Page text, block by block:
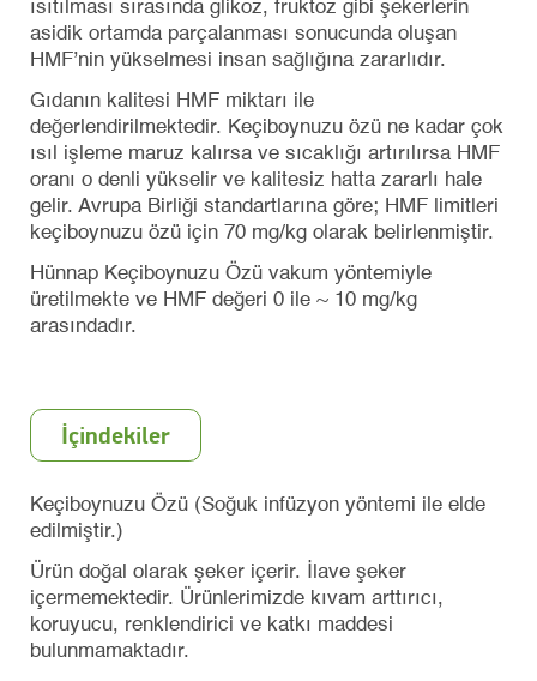
ısıtılması sırasında glikoz, fruktoz gibi şekerlerin
asidik ortamda parçalanması sonucunda oluşan
HMF’nin yükselmesi insan sağlığına zararlıdır.
Gıdanın kalitesi HMF miktarı ile
değerlendirilmektedir. Keçiboynuzu özü ne kadar çok
ısıl işleme maruz kalırsa ve sıcaklığı artırılırsa HMF
oranı o denli yükselir ve kalitesiz hatta zararlı hale
gelir. Avrupa Birliği standartlarına göre; HMF limitleri
keçiboynuzu özü için 70 mg/kg olarak belirlenmiştir.
Hünnap Keçiboynuzu Özü vakum yöntemiyle
üretilmekte ve HMF değeri 0 ile ~ 10 mg/kg
arasındadır.
İçindekiler
Keçiboynuzu Özü (Soğuk infüzyon yöntemi ile elde
edilmiştir.)
Ürün doğal olarak şeker içerir. İlave şeker
içermemektedir. Ürünlerimizde kıvam arttırıcı,
koruyucu, renklendirici ve katkı maddesi
bulunmamaktadır.